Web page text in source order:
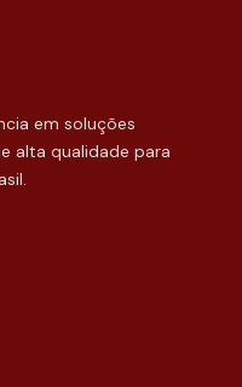
em soluções
alta qualidade para